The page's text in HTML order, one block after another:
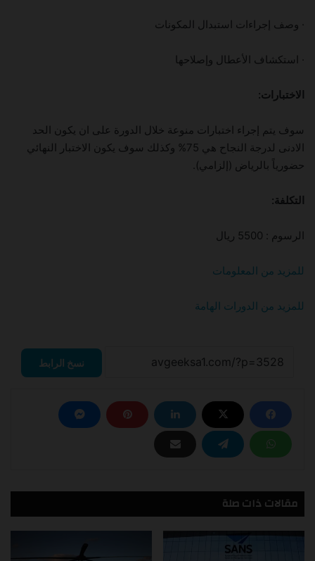
· وصف إجراءات استبدال المكونات
· استكشاف الأعطال وإصلاحها
الاختبارات:
سوف يتم إجراء اختبارات منوعة خلال الدورة على ان يكون الحد
الادنى لدرجة النجاح هي 75% وكذلك سوف يكون الاختبار النهائي
حضورياً بالرياض (إلزامي).
التكلفة:
الرسوم : 5500 ريال
للمزيد من المعلومات
للمزيد من الدورات الهامة
نسخ الرابط
مقالات ذات صلة